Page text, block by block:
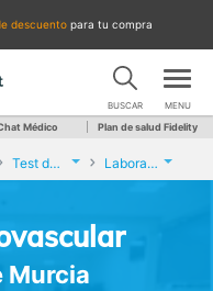
descuento para tu compra
BUSCAR MENU
Médico Plan de salud Fidelity
Test de riesgo cardiovascular Laboratorio Echevarne Murcia
Murcia